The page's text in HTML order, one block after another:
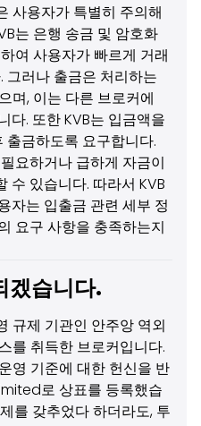
사용자가 특별히 주의해
는 은행 송금 및 암호화
여 사용자가 빠르게 거래
그러나 출금은 처리하는
며, 이는 다른 브로커에
다. 또한 KVB는 입금액을
금하도록 요구합니다.
요하거나 급하게 자금이
수 있습니다. 따라서 KVB
자는 입출금 관련 세부 정
요구 사항을 충족하는지
겠습니다.
규제 기관인 안주앙 역외
를 취득한 브로커입니다.
영 기준에 대한 헌신을 반
로 상표를 등록했습
를 갖추었다 하더라도, 투